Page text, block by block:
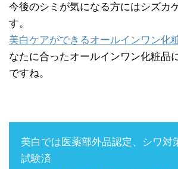
今後のシミが気になる方にはシズカ
す。
美白ケアができるオールインワン化
なたに合ったオールインワン化粧品
ですね。
美白では医薬部外品認定、シワ対
試験済